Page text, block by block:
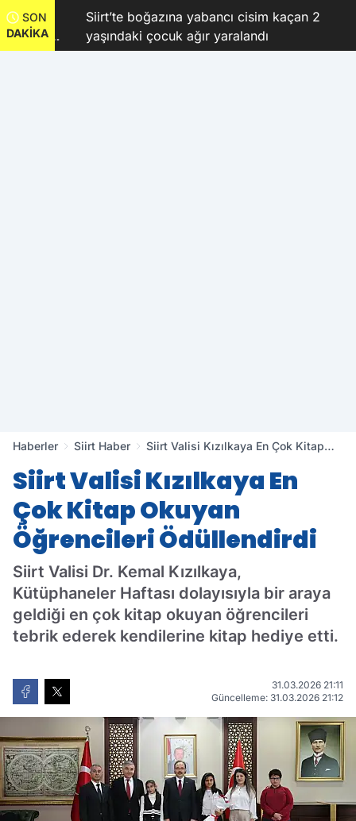
SON
DAKİKA
Siirt’te boğazına yabancı cisim kaçan 2
yaşındaki çocuk ağır yaralandı
Haberler Siirt Haber
Siirt Valisi Kızılkaya En Çok Kitap
Siirt Valisi Kızılkaya En
Çok Kitap Okuyan
Öğrencileri Ödüllendirdi
Siirt Valisi Dr. Kemal Kızılkaya,
Kütüphaneler Haftası dolayısıyla bir araya
geldiği en çok kitap okuyan öğrencileri
tebrik ederek kendilerine kitap hediye etti.
31.03.2026 21:11
Güncelleme: 31.03.2026 21:12